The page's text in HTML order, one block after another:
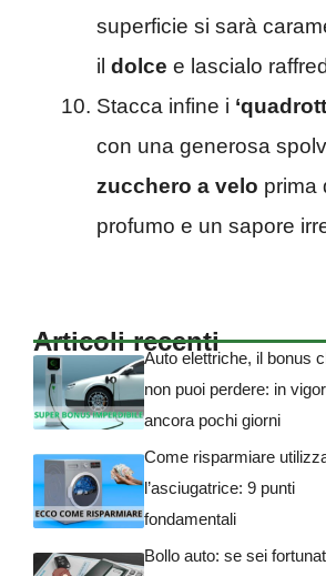
superficie si sarà
il dolce e lascialo
Stacca infine i
con una generosa
zucchero a velo prima
profumo e un sapore
Articoli recenti
Auto elettriche, il bonus
non puoi perdere: in
ancora pochi giorni
Come risparmiare
l’asciugatrice: 9 punti
fondamentali
Bollo auto: se sei